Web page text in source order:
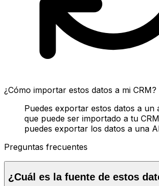
¿Cómo importar estos datos a mi CRM?
Puedes exportar estos datos a un
que puede ser importado a tu
puedes exportar los datos a una
Preguntas frecuentes
¿Cuál es la fuente de estos